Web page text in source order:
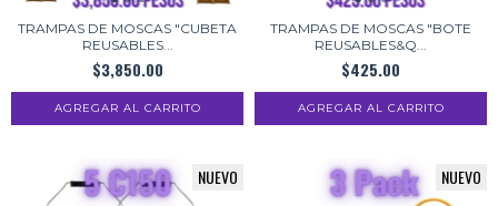
TRAMPAS DE MOSCAS "CUBETA
REUSABLES...
$3,850.00
TRAMPAS DE MOSCAS "BOTE
REUSABLES&Q...
$425.00
NUEVO NUEVO